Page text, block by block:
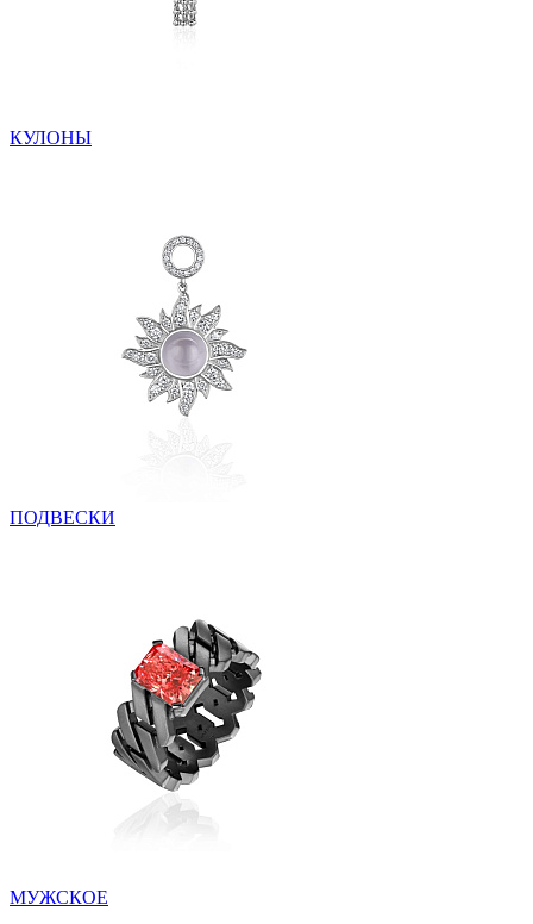
КУЛОНЫ
ПОДВЕСКИ
МУЖСКОЕ